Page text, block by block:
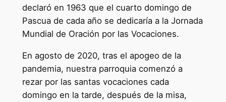
declaró en 1963 que el cuarto domingo de
Pascua de cada año se dedicaría a la Jornada
Mundial de Oración por las Vocaciones.
En agosto de 2020, tras el apogeo de la
pandemia, nuestra parroquia comenzó a
rezar por las santas vocaciones cada
domingo en la tarde, después de la misa,